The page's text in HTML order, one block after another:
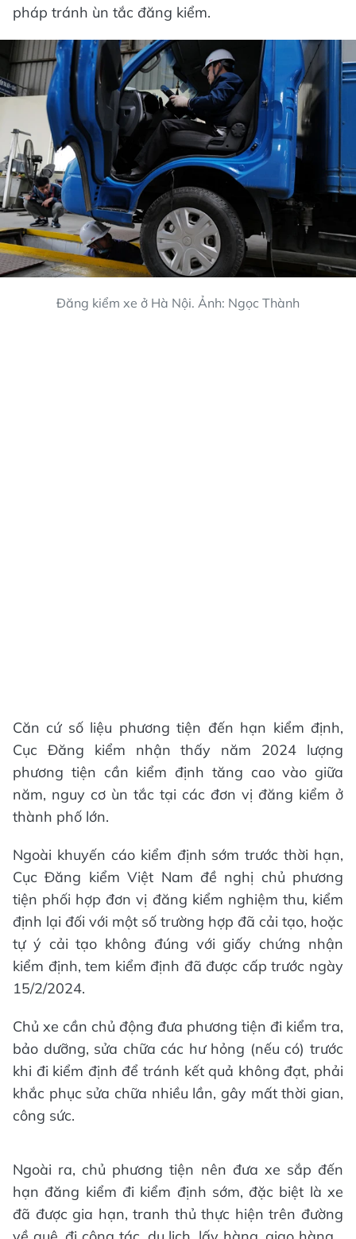
pháp tránh ùn tắc đăng kiểm.
Đăng kiểm xe ở Hà Nội. Ảnh: Ngọc Thành
Căn cứ số liệu phương tiện đến hạn kiểm định,
Cục Đăng kiểm nhận thấy năm 2024 lượng
phương tiện cần kiểm định tăng cao vào giữa
năm, nguy cơ ùn tắc tại các đơn vị đăng kiểm ở
thành phố lớn.
Ngoài khuyến cáo kiểm định sớm trước thời hạn,
Cục Đăng kiểm Việt Nam đề nghị chủ phương
tiện phối hợp đơn vị đăng kiểm nghiệm thu, kiểm
định lại đối với một số trường hợp đã cải tạo, hoặc
tự ý cải tạo không đúng với giấy chứng nhận
kiểm định, tem kiểm định đã được cấp trước ngày
15/2/2024.
Chủ xe cần chủ động đưa phương tiện đi kiểm tra,
bảo dưỡng, sửa chữa các hư hỏng (nếu có) trước
khi đi kiểm định để tránh kết quả không đạt, phải
khắc phục sửa chữa nhiều lần, gây mất thời gian,
công sức.
Ngoài ra, chủ phương tiện nên đưa xe sắp đến
hạn đăng kiểm đi kiểm định sớm, đặc biệt là xe
đã được gia hạn, tranh thủ thực hiện trên đường